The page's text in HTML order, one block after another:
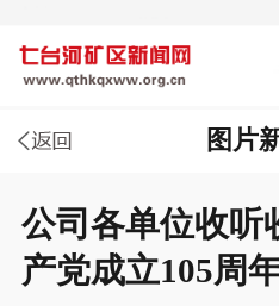
图片
公司各单位收听
产党成立105周